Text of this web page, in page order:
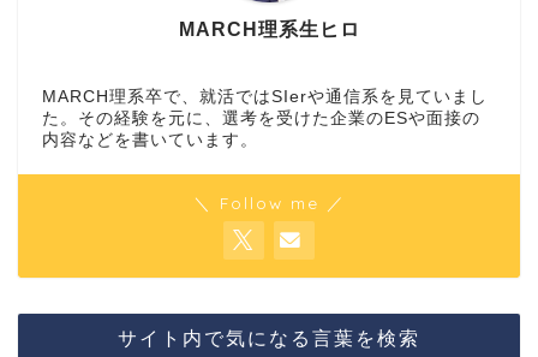
MARCH理系生ヒロ
MARCH理系卒で、就活ではSIerや通信系を見ていまし
た。その経験を元に、選考を受けた企業のESや面接の
内容などを書いています。
＼ Follow me ／
サイト内で気になる言葉を検索